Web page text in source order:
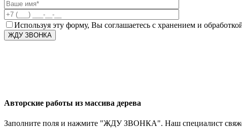
Используя эту форму, Вы соглашаетесь с хранением и
Авторские работы из массива дерева
Заполните поля и нажмите "ЖДУ ЗВОНКА". Наш специалист